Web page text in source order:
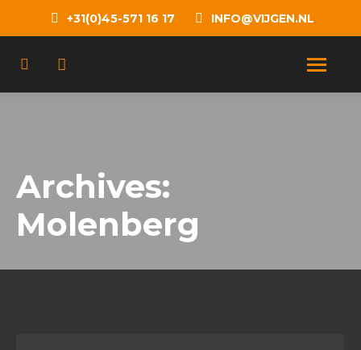
+31(0)45-571 16 17 INFO@VIJGEN.NL
Archives:
Molenberg